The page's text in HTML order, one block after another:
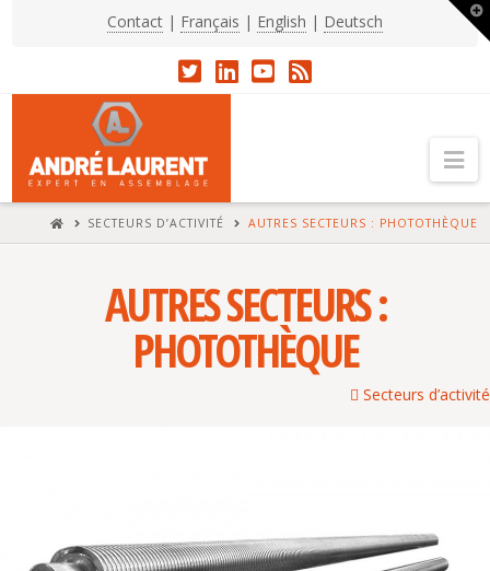
Contact | Français | English | Deutsch
HOMESECTEURS D’ACTIVITÉ AUTRES SECTEURS : PHOTOTHÈQUE
AUTRES SECTEURS :
PHOTOTHÈQUE
Secteurs d’activité